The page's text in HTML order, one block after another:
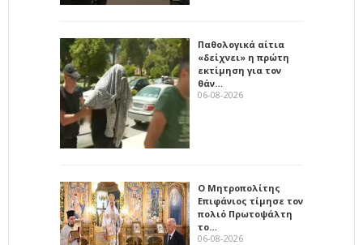
Παθολογικά αίτια
«δείχνει» η πρώτη
εκτίμηση για τον
θάν…
06-08-2026
Ο Μητροπολίτης
Επιφάνιος τίμησε τον
πολιό Πρωτοψάλτη
το…
06-08-2026